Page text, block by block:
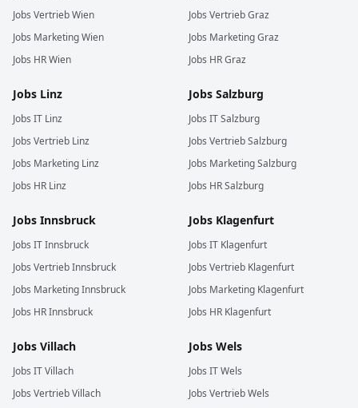
Jobs VertriebWien
Jobs MarketingWien
Jobs HRWien
Jobs VertriebGraz
Jobs MarketingGraz
Jobs HRGraz
Jobs Linz
Jobs IT Linz
Jobs Vertrieb Linz
Jobs Marketing Linz
Jobs HR Linz
Jobs Salzburg
Jobs ITSalzburg
Jobs VertriebSalzburg
Jobs MarketingSalzburg
Jobs HRSalzburg
Jobs Innsbruck
Jobs ITInnsbruck
Jobs VertriebInnsbruck
Jobs MarketingInnsbruck
Jobs HRInnsbruck
Jobs Klagenfurt
Jobs IT Klagenfurt
Jobs Vertrieb Klagenfurt
Jobs Marketing Klagenfurt
Jobs HR Klagenfurt
Jobs Villach
Jobs ITVillach
Jobs VertriebVillach
Jobs Wels
Jobs ITWels
Jobs VertriebWels